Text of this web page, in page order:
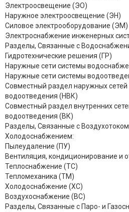
Электроосвещение (ЭО)
Наружное электроосвещение (ЭН)
Силовое электрооборудование (ЭМ)
Электроснабжение инженерных
Разделы, Связанные с
Гидротехнические решения (ГР)
Наружные сети системы
Наружные сети системы
Совместный раздел наружных
водоотведения (НВК)
Совместный раздел внутренних
водоотведения (ВК)
Разделы, Связанные с
Холодоснабжением:
Пылеудаление (ПУ)
Вентиляция, кондиционирование и
Теплоснабжение (ТС)
Тепломеханика (ТМ)
Холодоснабжение (ХС)
Воздухоснабжение (ВС)
Разделы, Связанные с Паро- и